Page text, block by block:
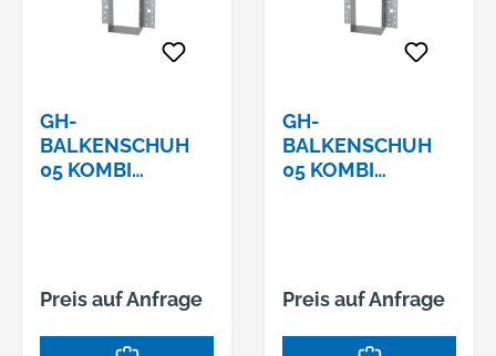
GH-
BALKENSCHUH
05 KOMBI
Preis auf Anfrage
GH-
BALKENSCHUH
05 KOMBI
Preis auf Anfrage